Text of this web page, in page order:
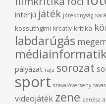
interjú játék jótékonyság
kossuthgimi kreatív kritika
labdarúgás
pályázat rajz sorozat
sport szavalóverseny
videojáték zene zenész